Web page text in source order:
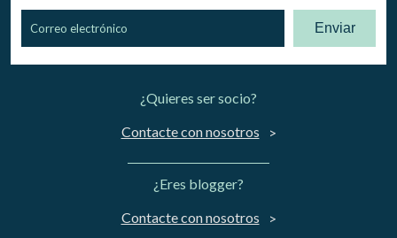
Enviar
¿Quieres ser socio?
Contacte con nosotros
¿Eres blogger?
Contacte con nosotros